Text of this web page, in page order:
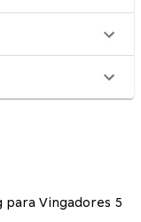
Vingadores 5